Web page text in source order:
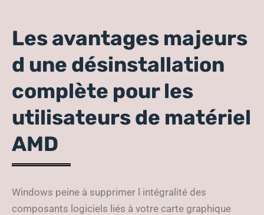
Les avantages majeurs
d une désinstallation
complète pour les
utilisateurs de matériel
AMD
Windows peine à supprimer l intégralité des
composants logiciels liés à votre carte graphique